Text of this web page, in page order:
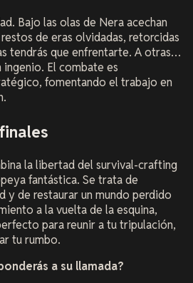
Bajo las olas de Nera acechan
de eras olvidadas, retorcidas
tendrás que enfrentarte. A otras…
El combate es
fomentando el trabajo en
la libertad del survival-crafting
fantástica. Se trata de
y de restaurar un mundo perdido
a la vuelta de la esquina,
para reunir a tu tripulación,
tu rumbo.
a su llamada?